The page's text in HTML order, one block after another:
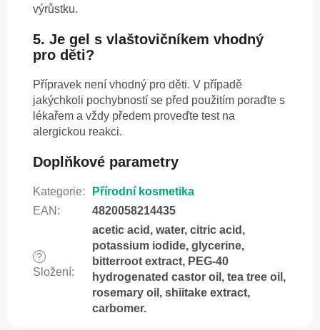
výrůstku.
5. Je gel s vlaštovičníkem vhodný
pro děti?
Přípravek není vhodný pro děti. V případě
jakýchkoli pochybností se před použitím poraďte s
lékařem a vždy předem proveďte test na
alergickou reakci.
Doplňkové parametry
Kategorie:
Přírodní kosmetika
EAN : 4820058214435
?
Složení:
acetic acid, water, citric acid,
potassium iodide, glycerine,
bitterroot extract, PEG-40
hydrogenated castor oil, tea tree oil,
rosemary oil, shiitake extract,
carbomer.